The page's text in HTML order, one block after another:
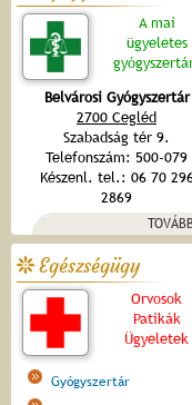
A mai
ügyeletes
Belvárosi Gyógyszertár
2700 Cegléd
Szabadság tér 9.
Telefonszám: 500-079
Készenl. tel.: 06 70
2869
Egészségügy
Orvosok
Patikák
Ügyeletek
Gyógyszertár